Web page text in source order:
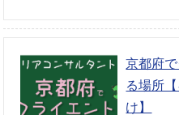
京都府
る場所
け】